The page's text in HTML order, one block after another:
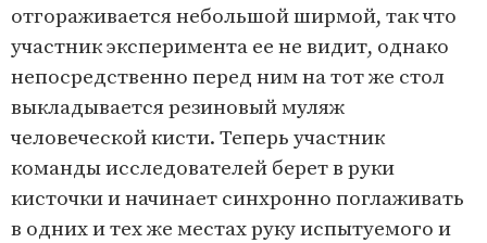
отгораживается небольшой ширмой, так что
участник эксперимента ее не видит, однако
непосредственно перед ним на тот же стол
выкладывается резиновый муляж
человеческой кисти. Теперь участник
команды исследователей берет в руки
кисточки и начинает синхронно поглаживать
в одних и тех же местах руку испытуемого и